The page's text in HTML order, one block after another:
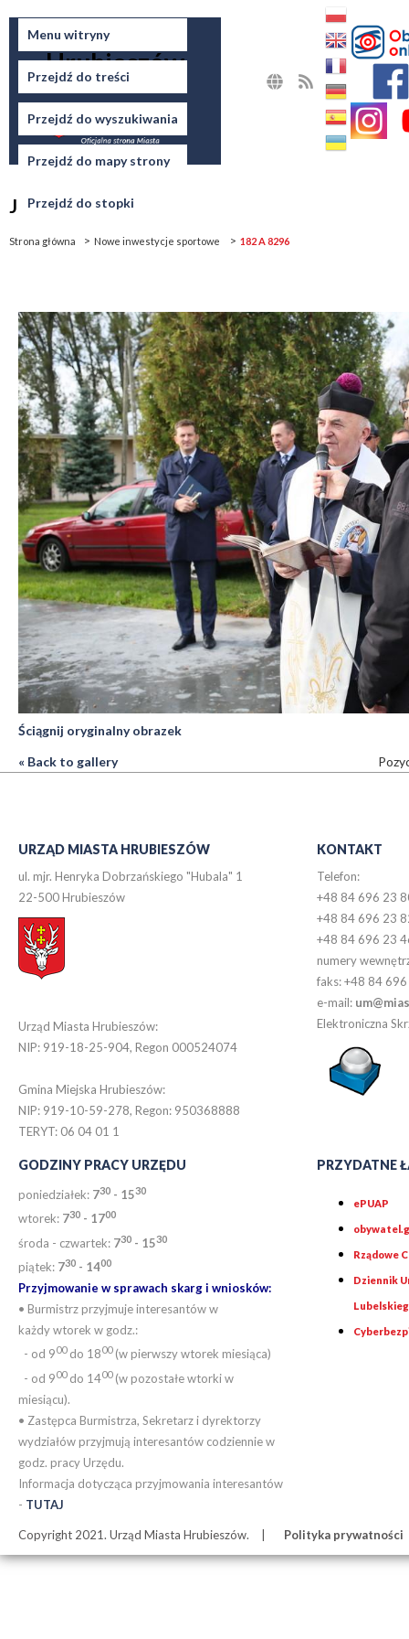
Menu witryny
Przejdź do treści
Przejdź do wyszukiwania
Przejdź do mapy strony
Przejdź do stopki
Miasto
Hrubieszów
Jesteś tutaj
Strona główna Nowe inwestycje sportowe 182 A 8296
Ściągnij oryginalny obrazek
« Back to gallery
URZĄD MIASTA HRUBIESZÓW
ul. mjr. Henryka Dobrzańskiego "Hubala" 1
22-500 Hrubieszów
Urząd Miasta Hrubieszów:
NIP: 919-18-25-904, Regon 000524074
Gmina Miejska Hrubieszów:
NIP: 919-10-59-278, Regon: 950368888
TERYT: 06 04 01 1
KONTAKT
Telefon:
+48 84 696 23
+48 84 696 23
+48 84 696 23
numery
faks: +48 84
e-mail:
Elektroniczna
GODZINY PRACY URZĘDU
poniedziałek: 730 - 1530
wtorek: 730 - 1700
środa - czwartek: 730 - 1530
piątek: 730 - 1400
Przyjmowanie w sprawach skarg i wniosków:
• Burmistrz przyjmuje interesantów w
każdy wtorek w godz.:
- od 900do 1800(w pierwszy wtorek miesiąca)
- od 900do 1400(w pozostałe wtorki w
miesiącu).
• Zastępca Burmistrza, Sekretarz i dyrektorzy
wydziałów przyjmują interesantów codziennie w
godz. pracy Urzędu.
Informacja dotycząca przyjmowania interesantów
- TUTAJ
PRZYDATNE
ePUAP
Rządowe
Dziennik
Copyright 2021. Urząd Miasta Hrubieszów. Polityka prywatności